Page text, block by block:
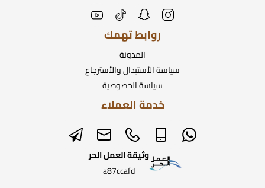
روابط تهمك
المدونة
سياسة الأستبدال والأسترجاع
سياسة الخصوصية
خدمة العملاء
وثيقة العمل الحر
a87ccafd